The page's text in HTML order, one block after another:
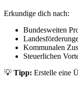
Erkundige dich nach:
Bundesweiten
Kommunalen
Steuerlichen
💡 Tipp: Erstelle eine